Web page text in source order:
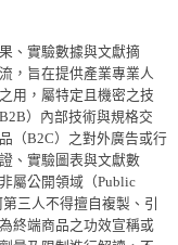
、實驗數據與文獻摘
，旨在提供產業專業人
用，屬特定且機密之技
）內部技術與規格交
（B2C）之對外廣告或行
、實驗圖表與文獻數
屬公開領域（Public
三人不得擅自複製、引
終端商品之功效宣稱或